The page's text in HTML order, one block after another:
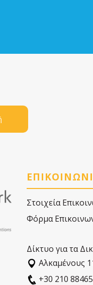
Στοιχεία
Φόρμα
Δίκτυο για τα
Αλκαµένους
+30 210